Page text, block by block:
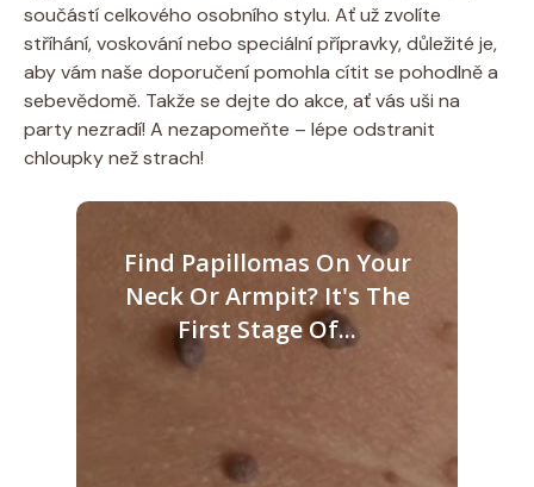
součástí celkového osobního stylu. Ať už zvolíte
stříhání, voskování nebo speciální přípravky, důležité je,
aby vám naše doporučení pomohla cítit se pohodlně a
sebevědomě. Takže se dejte do akce, ať vás uši na
party nezradí! A nezapomeňte – lépe odstranit
chloupky než strach!
Find Papillomas On Your
Neck Or Armpit? It's The
First Stage Of...